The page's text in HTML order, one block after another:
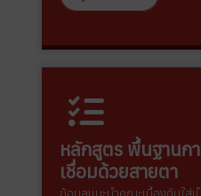
หลักสูตร พื้นฐานก
เชื่อมด้วยสายตา